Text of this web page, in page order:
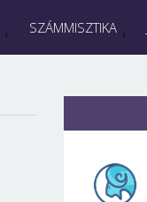
SZÁMMISZTIKA